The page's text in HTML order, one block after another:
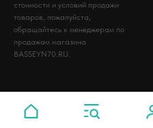
стоимости и условий продажи
товаров, пожалуйста,
обращайтесь к менеджерам по
продажам магазина
BASSEYN70.RU.